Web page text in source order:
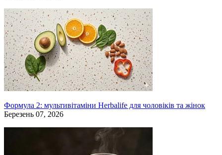
Формула 2: мультивітаміни Herbalife для чоловіків та жінок
Березень 07, 2026